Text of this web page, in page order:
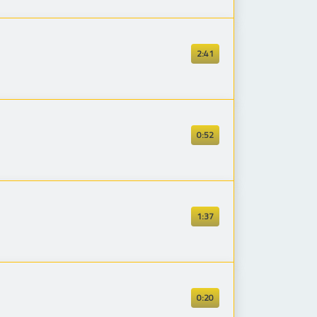
2:41
0:52
1:37
0:20